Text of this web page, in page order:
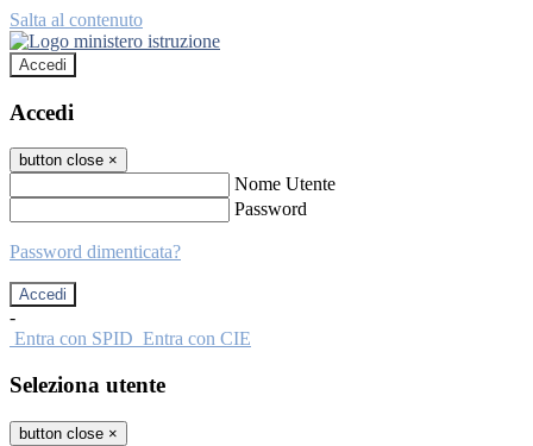
Salta al contenuto
Accedi
Accedi
button close ×
Nome Utente
Password
Password dimenticata?
-
Entra con SPID Entra con CIE
Seleziona utente
button close ×